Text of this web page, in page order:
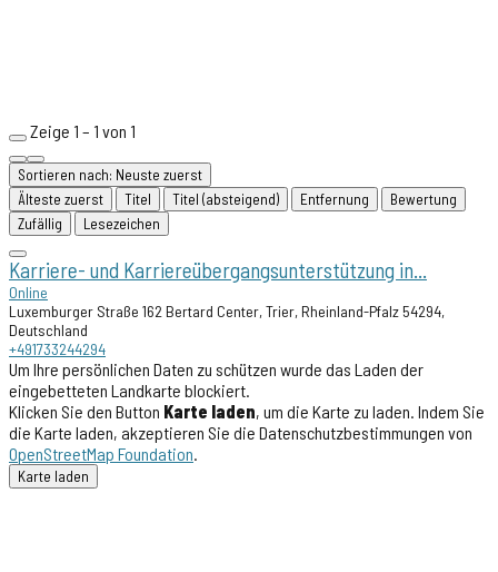
Zeige 1 – 1 von 1
Sortieren nach: Neuste zuerst
Älteste zuerst
Titel Titel (absteigend) Entfernung
Bewertung
Zufällig
Lesezeichen
Karriere- und Karriereübergangsunterstützung in...
Online
Luxemburger Straße 162 Bertard Center, Trier, Rheinland-Pfalz 54294,
Deutschland
+491733244294
Um Ihre persönlichen Daten zu schützen wurde das Laden der
eingebetteten Landkarte blockiert.
Klicken Sie den Button Karte laden, um die Karte zu laden. Indem Sie
die Karte laden, akzeptieren Sie die Datenschutzbestimmungen von
OpenStreetMap Foundation.
Karte laden